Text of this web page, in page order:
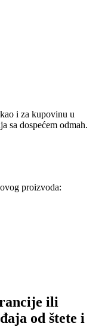
i za kupovinu u
sa dospećem odmah.
proizvoda:
ili
od štete i